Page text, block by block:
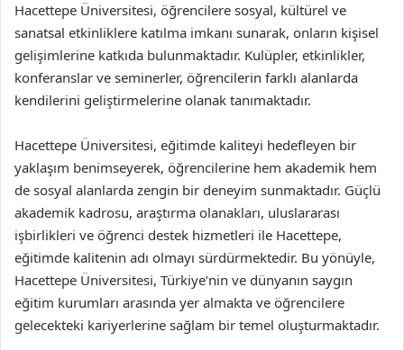
Hacettepe Üniversitesi, öğrencilere sosyal, kültürel ve
sanatsal etkinliklere katılma imkanı sunarak, onların kişisel
gelişimlerine katkıda bulunmaktadır. Kulüpler, etkinlikler,
konferanslar ve seminerler, öğrencilerin farklı alanlarda
kendilerini geliştirmelerine olanak tanımaktadır.
Hacettepe Üniversitesi, eğitimde kaliteyi hedefleyen bir
yaklaşım benimseyerek, öğrencilerine hem akademik hem
de sosyal alanlarda zengin bir deneyim sunmaktadır. Güçlü
akademik kadrosu, araştırma olanakları, uluslararası
işbirlikleri ve öğrenci destek hizmetleri ile Hacettepe,
eğitimde kalitenin adı olmayı sürdürmektedir. Bu yönüyle,
Hacettepe Üniversitesi, Türkiye’nin ve dünyanın saygın
eğitim kurumları arasında yer almakta ve öğrencilere
gelecekteki kariyerlerine sağlam bir temel oluşturmaktadır.